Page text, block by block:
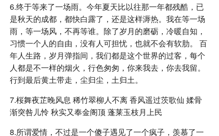
6.终于等来了一场雨。今年夏天比以往那一年都残酷，已
是秋天的成都，都快白露了，还是这样溽热。我在等一场
雨，等一场风，不再等谁。除了岁月的磨砺，冷暖自知，
习惯一个人的自由，没有人可担忧，也就不会有软肋。 百
年人生路，岁月弹指间，我们都是这个世界的过客，每个
人都是不一样的烟火，行色匆匆，你来我去，你去我留。
行到最后黄土带走，尘归尘，土归土。
7.桜舞夜芷晚风息 稀竹翠柳人不离 香风遥过茨歌仙 媃骨
渐突咎儿怜 秋实又奉金阁顶 蓬莱玉枝月上民
8.所谓爱情，不过是一个傻子遇见了一个疯子，羡慕了一